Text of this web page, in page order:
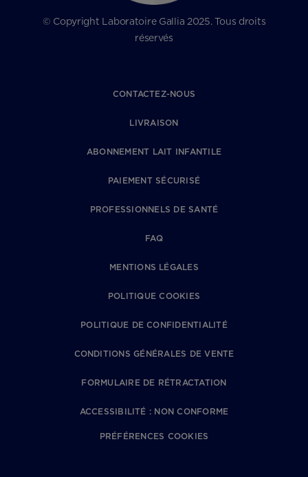
© Copyright Laboratoire Gallia 2025. Tous droits
réservés
CONTACTEZ-NOUS
LIVRAISON
ABONNEMENT LAIT INFANTILE
PAIEMENT SÉCURISÉ
PROFESSIONNELS DE SANTÉ
FAQ
MENTIONS LÉGALES
POLITIQUE COOKIES
POLITIQUE DE CONFIDENTIALITÉ
CONDITIONS GÉNÉRALES DE VENTE
FORMULAIRE DE RÉTRACTATION
ACCESSIBILITÉ : NON CONFORME
PRÉFÉRENCES COOKIES